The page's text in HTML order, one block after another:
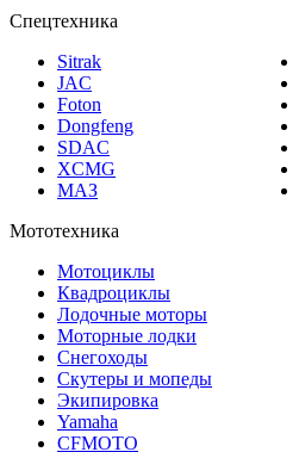
JAC
Foton
Dongfeng
SDAC
XCMG
МАЗ
Квадроциклы
Лодочные моторы
Моторные лодки
Снегоходы
Скутеры и мопеды
Экипировка
Yamaha
CFMOTO
KOVE